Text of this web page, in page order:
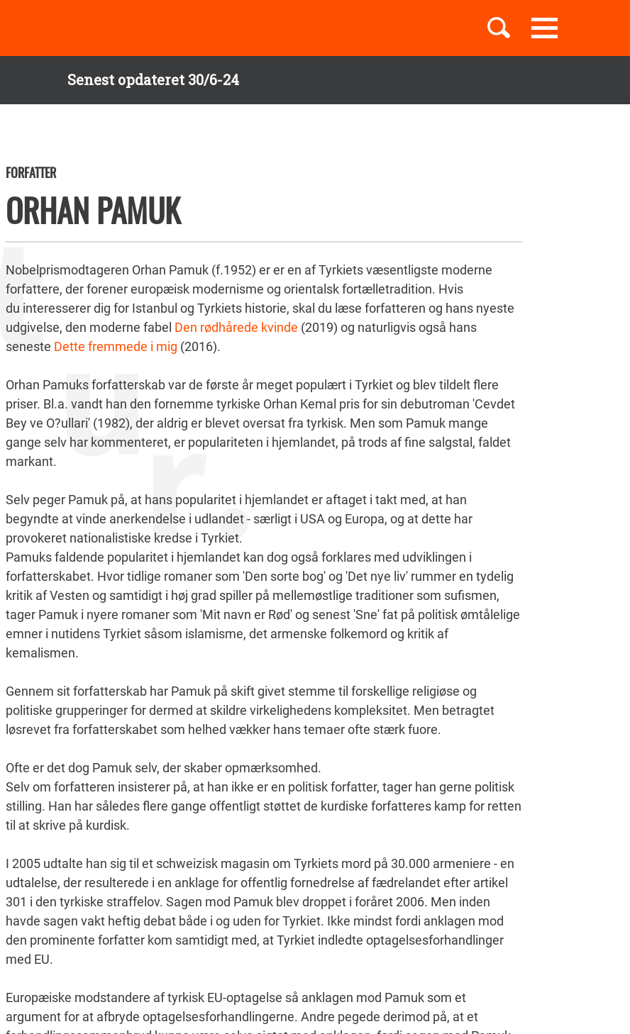
Senest opdateret 30/6-24
Toggle
navigation
Børnebøger
Temaer
FORFATTER
ORHAN PAMUK
Nobelprismodtageren Orhan Pamuk (f.1952) er er en af Tyrkiets væsentligste moderne
forfattere, der forener europæisk modernisme og orientalsk fortælletradition. Hvis
du interesserer dig for Istanbul og Tyrkiets historie, skal du læse forfatteren og hans nyeste
udgivelse, den moderne fabel Den rødhårede kvinde (2019) og naturligvis også hans
seneste Dette fremmede i mig (2016).
Orhan Pamuks forfatterskab var de første år meget populært i Tyrkiet og blev tildelt flere
priser. Bl.a. vandt han den fornemme tyrkiske Orhan Kemal pris for sin debutroman 'Cevdet
Bey ve O?ullari' (1982), der aldrig er blevet oversat fra tyrkisk. Men som Pamuk mange
gange selv har kommenteret, er populariteten i hjemlandet, på trods af fine salgstal, faldet
markant.
Selv peger Pamuk på, at hans popularitet i hjemlandet er aftaget i takt med, at han
begyndte at vinde anerkendelse i udlandet - særligt i USA og Europa, og at dette har
provokeret nationalistiske kredse i Tyrkiet.
Pamuks faldende popularitet i hjemlandet kan dog også forklares med udviklingen i
forfatterskabet. Hvor tidlige romaner som 'Den sorte bog' og 'Det nye liv' rummer en tydelig
kritik af Vesten og samtidigt i høj grad spiller på mellemøstlige traditioner som sufismen,
tager Pamuk i nyere romaner som 'Mit navn er Rød' og senest 'Sne' fat på politisk ømtålelige
emner i nutidens Tyrkiet såsom islamisme, det armenske folkemord og kritik af
kemalismen.
Gennem sit forfatterskab har Pamuk på skift givet stemme til forskellige religiøse og
politiske grupperinger for dermed at skildre virkelighedens kompleksitet. Men betragtet
løsrevet fra forfatterskabet som helhed vækker hans temaer ofte stærk fuore.
Ofte er det dog Pamuk selv, der skaber opmærksomhed.
Selv om forfatteren insisterer på, at han ikke er en politisk forfatter, tager han gerne politisk
stilling. Han har således flere gange offentligt støttet de kurdiske forfatteres kamp for retten
til at skrive på kurdisk.
I 2005 udtalte han sig til et schweizisk magasin om Tyrkiets mord på 30.000 armeniere - en
udtalelse, der resulterede i en anklage for offentlig fornedrelse af fædrelandet efter artikel
301 i den tyrkiske straffelov. Sagen mod Pamuk blev droppet i foråret 2006. Men inden
havde sagen vakt heftig debat både i og uden for Tyrkiet. Ikke mindst fordi anklagen mod
den prominente forfatter kom samtidigt med, at Tyrkiet indledte optagelsesforhandlinger
med EU.
Europæiske modstandere af tyrkisk EU-optagelse så anklagen mod Pamuk som et
argument for at afbryde optagelsesforhandlingerne. Andre pegede derimod på, at et